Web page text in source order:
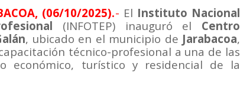
(06/10/2025).- El Instituto Nacional
(INFOTEP) inauguró el Centro
, ubicado en el municipio de Jarabacoa,
técnico-profesional a una de las
económico, turístico y residencial de la